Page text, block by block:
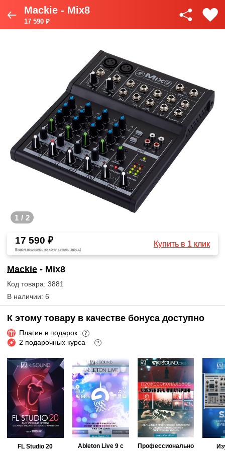
Mackie - Mix8
17 590 ₽
1 / 2
17 590 ₽
Видел дешевле, но хочу купить здесь!
Купить в 1 клик
Mackie - Mix8
Код товара: 3881
В наличии: 6
К этому товару в качестве бонуса доступно
Плагин в подарок ?
2 подарочных курса ?
FL Studio 20
Ableton Live 9 с
Профессионально